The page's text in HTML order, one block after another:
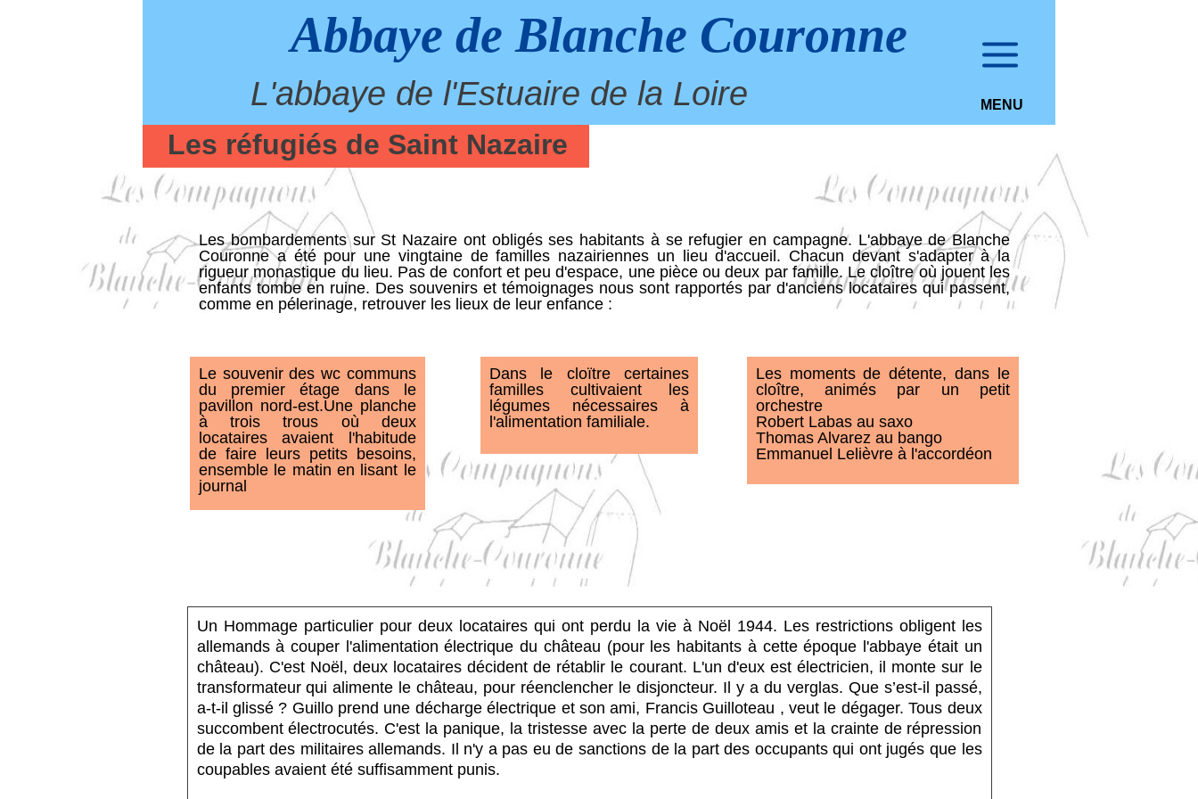
L'abbaye de l'Estuaire de la Loire
Abbaye de Blanche Couronne
MENU
Un Hommage particulier pour deux locataires qui ont perdu la vie à Noël 1944. Les restrictions obligent les
allemands à couper l'alimentation électrique du château (pour les habitants à cette époque l'abbaye était un
château). C'est Noël, deux locataires décident de rétablir le courant. L'un d'eux est électricien, il monte sur le
transformateur qui alimente le château, pour réenclencher le disjoncteur. Il y a du verglas. Que s’est-il passé,
a-t-il glissé ? Guillo prend une décharge électrique et son ami, Francis Guilloteau , veut le dégager. Tous deux
succombent électrocutés. C'est la panique, la tristesse avec la perte de deux amis et la crainte de répression
de la part des militaires allemands. Il n'y a pas eu de sanctions de la part des occupants qui ont jugés que les
coupables avaient été suffisamment punis.
Les moments de détente, dans le
cloître, animés par un petit
orchestre
Robert Labas au saxo
Thomas Alvarez au bango
Emmanuel Lelièvre à l'accordéon
Dans le cloïtre certaines
familles cultivaient les
légumes nécessaires à
l'alimentation familiale.
Les bombardements sur St Nazaire ont obligés ses habitants à se refugier en campagne. L'abbaye de Blanche
Couronne a été pour une vingtaine de familles nazairiennes un lieu d'accueil. Chacun devant s'adapter à la
rigueur monastique du lieu. Pas de confort et peu d'espace, une pièce ou deux par famille. Le cloître où jouent les
enfants tombe en ruine. Des souvenirs et témoignages nous sont rapportés par d'anciens locataires qui passent,
comme en pélerinage, retrouver les lieux de leur enfance :
Les réfugiés de Saint Nazaire
Le souvenir des wc communs
du premier étage dans le
pavillon nord-est.Une planche
à trois trous où deux
locataires avaient l'habitude
de faire leurs petits besoins,
ensemble le matin en lisant le
journal